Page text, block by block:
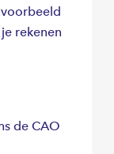
rekenen
de CAO